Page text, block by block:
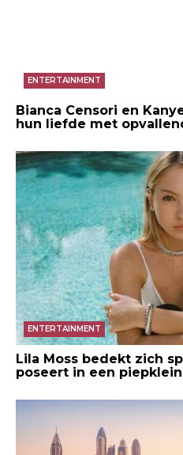
ENTERTAINMENT
Bianca Censori en
hun liefde met
ENTERTAINMENT
Lila Moss bedekt zich
poseert in een